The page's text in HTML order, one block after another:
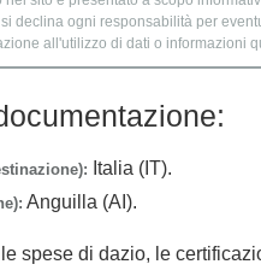
declina ogni responsabilità per
all'utilizzo di dati o informazioni
Italia (IT).
Anguilla (AI).
spese di dazio, le